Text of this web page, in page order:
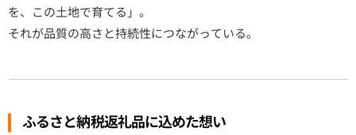
を、この土地で育てる」。
それが品質の高さと持続性につながっている。
ふるさと納税返礼品に込めた想い